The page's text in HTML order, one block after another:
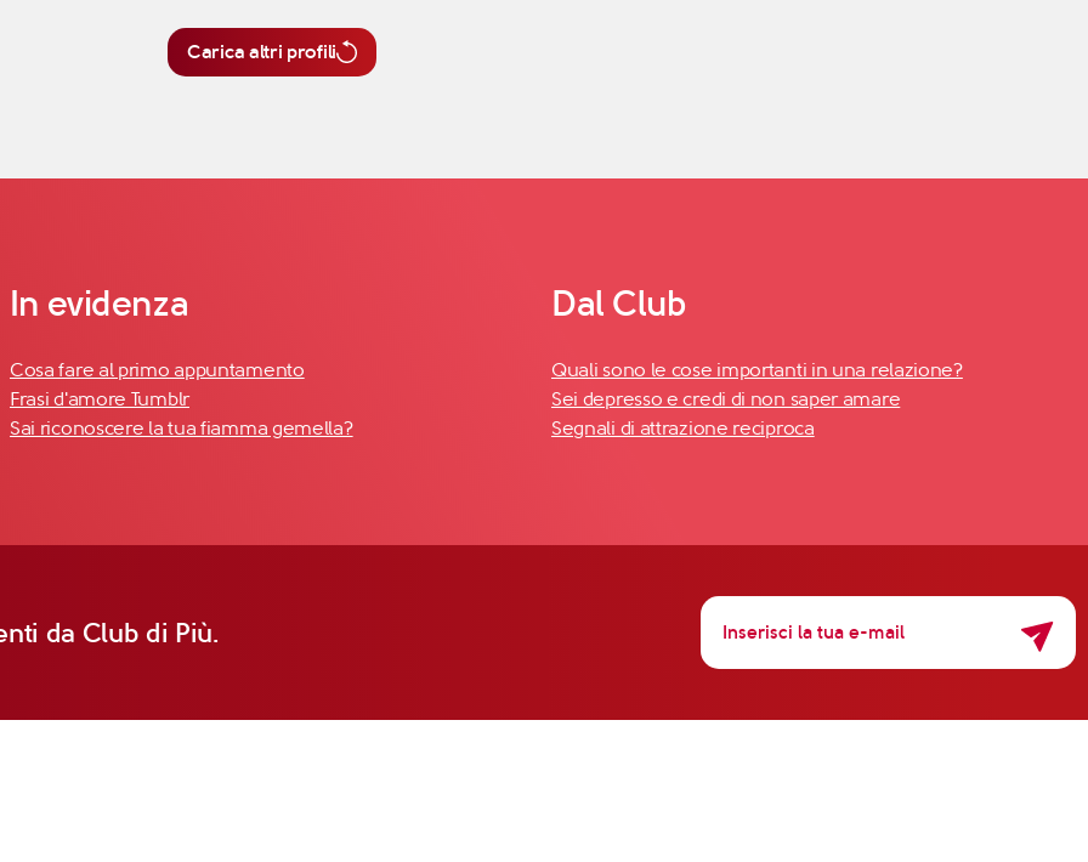
Carica altri profili
In evidenza
Cosa fare al primo appuntamento
Frasi d'amore Tumblr
Sai riconoscere la tua fiamma gemella?
Dal Club
Quali sono le cose importanti in una relazione?
Sei depresso e credi di non saper amare
Segnali di attrazione reciproca
da Club di Più.